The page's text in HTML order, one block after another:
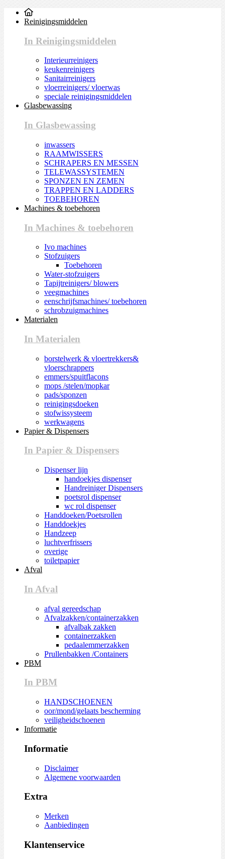
Reinigingsmiddelen
In Reinigingsmiddelen
Interieurreinigers
keukenreinigers
Sanitairreinigers
vloerreinigers/ vloerwas
speciale reinigingsmiddelen
Glasbewassing
In Glasbewassing
inwassers
RAAMWISSERS
SCHRAPERS EN MESSEN
TELEWASSYSTEMEN
SPONZEN EN ZEMEN
TRAPPEN EN LADDERS
TOEBEHOREN
Machines & toebehoren
In Machines & toebehoren
Ivo machines
Stofzuigers
Toebehoren
Water-stofzuigers
Tapijtreinigers/ blowers
veegmachines
eenschrijfsmachines/ toebehoren
schrobzuigmachines
Materialen
In Materialen
borstelwerk & vloertrekkers&
vloerschrappers
emmers/spuitflacons
mops /stelen/mopkar
pads/sponzen
reinigingsdoeken
stofwissysteem
werkwagens
Papier & Dispensers
In Papier & Dispensers
Dispenser lijn
handoekjes dispenser
Handreiniger Dispensers
poetsrol dispenser
wc rol dispenser
Handdoeken/Poetsrollen
Handdoekjes
Handzeep
luchtverfrissers
overige
toiletpapier
Afval
In Afval
afval gereedschap
Afvalzakken/containerzakken
afvalbak zakken
containerzakken
pedaalemmerzakken
Prullenbakken /Containers
PBM
In PBM
HANDSCHOENEN
oor/mond/gelaats bescherming
veiligheidschoenen
Informatie
Informatie
Disclaimer
Algemene voorwaarden
Extra
Merken
Aanbiedingen
Klantenservice